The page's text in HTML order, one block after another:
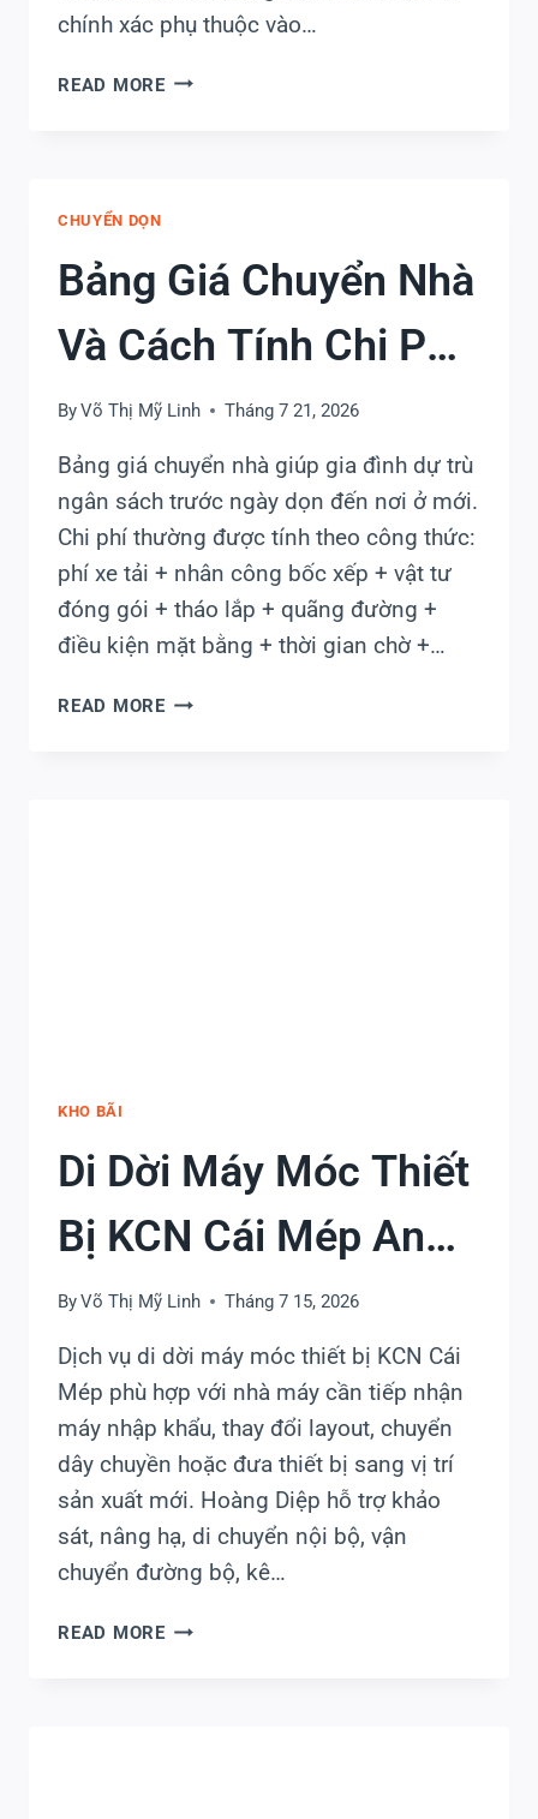
chính xác phụ thuộc vào…
READ MOREDỊCH
HẠNG
CẦN
BIẾT
CHUYỂN DỌN
Bảng Giá Chuyển Nhà
Và Cách Tính Chi Phí
Chi Tiết
ByVõ Thị Mỹ Linh Tháng 7 21, 2026
Bảng giá chuyển nhà giúp gia đình dự trù
ngân sách trước ngày dọn đến nơi ở mới.
Chi phí thường được tính theo công thức:
phí xe tải + nhân công bốc xếp + vật tư
đóng gói + tháo lắp + quãng đường +
điều kiện mặt bằng + thời gian chờ +…
READ MOREBẢNG
KHO BÃI
Di Dời Máy Móc Thiết
Bị KCN Cái Mép An
Toàn, Đúng Tiến Độ
ByVõ Thị Mỹ Linh Tháng 7 15, 2026
Dịch vụ di dời máy móc thiết bị KCN Cái
Mép phù hợp với nhà máy cần tiếp nhận
máy nhập khẩu, thay đổi layout, chuyển
dây chuyền hoặc đưa thiết bị sang vị trí
sản xuất mới. Hoàng Diệp hỗ trợ khảo
sát, nâng hạ, di chuyển nội bộ, vận
chuyển đường bộ, kê…
READ MOREDI